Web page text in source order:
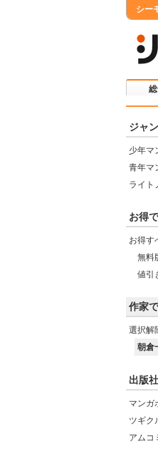
シー
ジャ
少年マ
青年マ
ライト
お得
お得す
無料
値引
作家
選択解
朝倉
出版
マンガ
ツギク
アムコ